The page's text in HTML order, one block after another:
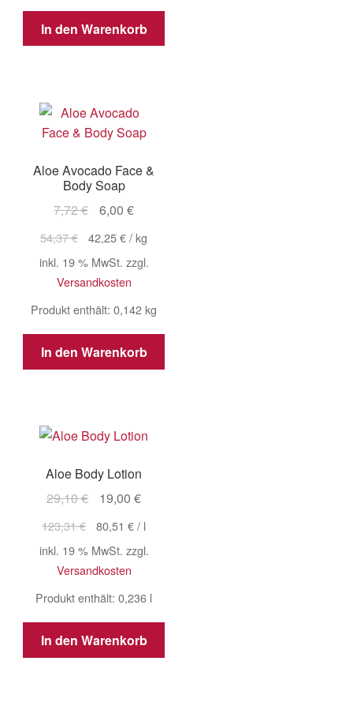
In den Warenkorb
Aloe Avocado Face &
Body Soap
7,72€ Ursprünglicher
war:
7,72 €
6,00€Aktueller
ist:
6,00 €.
54,37€ 42,25€/kg
inkl. 19 % MwSt. zzgl.
Versandkosten
Produkt enthält: 0,142kg
In den Warenkorb
Aloe Body Lotion
29,10€
Ursprünglicher
war:
29,10 €
19,00€Aktueller
ist:
19,00 €.
123,31€ 80,51€/ l
inkl. 19 % MwSt. zzgl.
Versandkosten
Produkt enthält: 0,236 l
In den Warenkorb